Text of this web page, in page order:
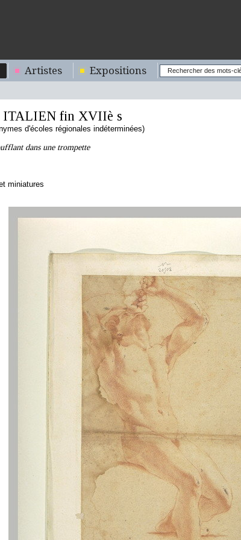
Artistes Expositions
fin XVIIè s
d'écoles régionales indéterminées)
dans une trompette
miniatures